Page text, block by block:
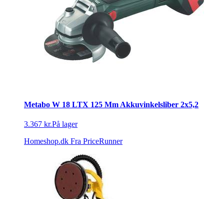
Metabo W 18 LTX 125 Mm Akkuvinkelsliber 2x5,2
3.367 kr.På lager
Homeshop.dk Fra PriceRunner